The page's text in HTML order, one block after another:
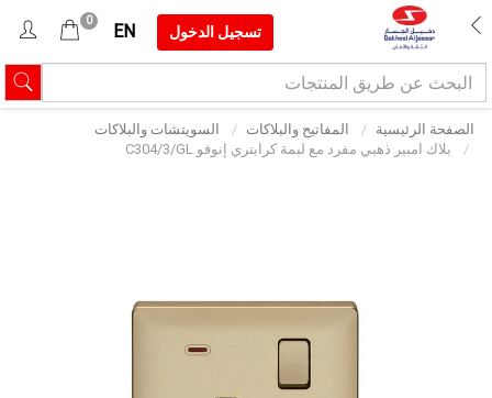
تسجيل الدخول EN
0
الصفحة الرئيسية المفاتيح والبلاكات
السويتشات والبلاكات
بلاك امبير ذهبي مفرد مع لبمة كرابتري إنوفو C304/3/GL